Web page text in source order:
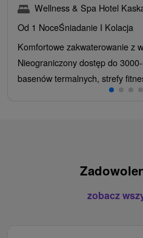
Wellness & Spa Hotel
Od 1 NoceŚniadanie I Kolacja
Komfortowe zakwaterowanie z
Nieograniczony dostęp do
basenów termalnych, strefy
zobacz